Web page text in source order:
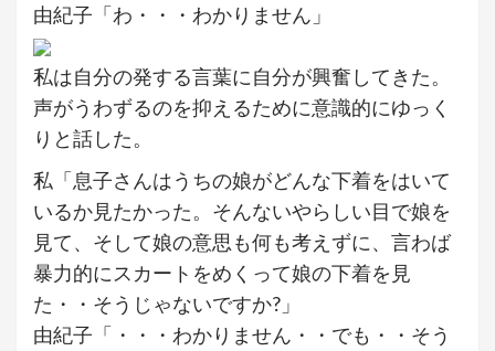
由紀子「わ・・・わかりません」
私は自分の発する言葉に自分が興奮してきた。
声がうわずるのを抑えるために意識的にゆっく
りと話した。
私「息子さんはうちの娘がどんな下着をはいて
いるか見たかった。そんないやらしい目で娘を
見て、そして娘の意思も何も考えずに、言わば
暴力的にスカートをめくって娘の下着を見
た・・そうじゃないですか?」
由紀子「・・・わかりません・・でも・・そう